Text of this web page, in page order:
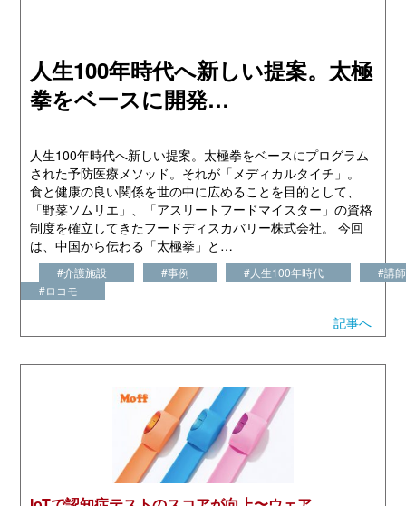
人生100年時代へ新しい提案。太極
拳をベースに開発…
人生100年時代へ新しい提案。太極拳をベースにプログラム
された予防医療メソッド。それが「メディカルタイチ」。
食と健康の良い関係を世の中に広めることを目的として、
「野菜ソムリエ」、「アスリートフードマイスター」の資格
制度を確立してきたフードディスカバリー株式会社。 今回
は、中国から伝わる「太極拳」と…
#介護施設 #事例 #人生100年時代
#講師
#ロコモ
記事へ